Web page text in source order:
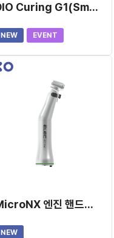
DIO Curing G1(Smart)
NEW EVENT
MicroNX 엔진 핸드피스(옵틱 20:1) SG200L
NEW